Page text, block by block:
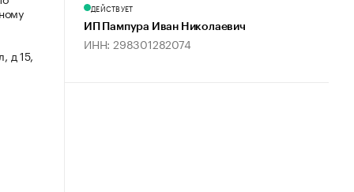
д 15,
ДЕЙСТВУЕТ
ИП Пампура Иван Николаевич
ИНН: 298301282074